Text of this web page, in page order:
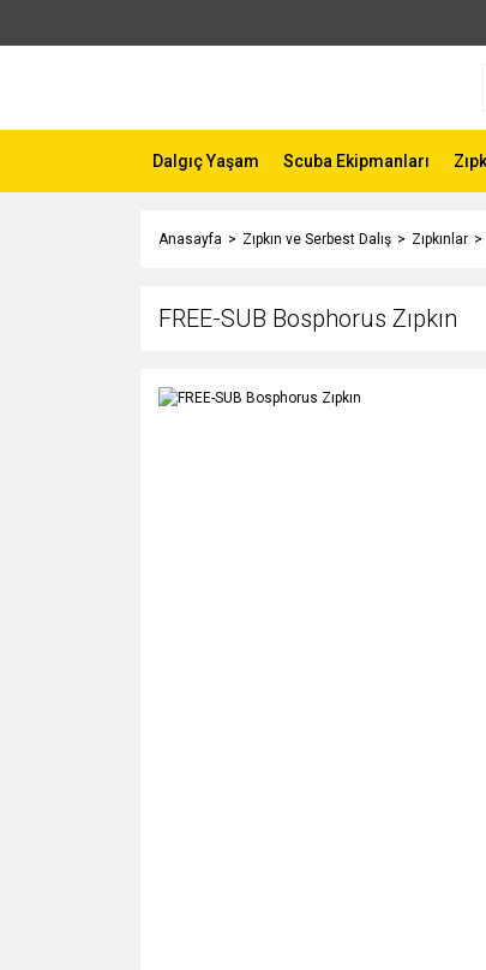
Dalgıç Yaşam Scuba Ekipmanları
Anasayfa Zıpkın ve Serbest Dalış Zıpkınlar
FREE-SUB Bosphorus Zıpkın